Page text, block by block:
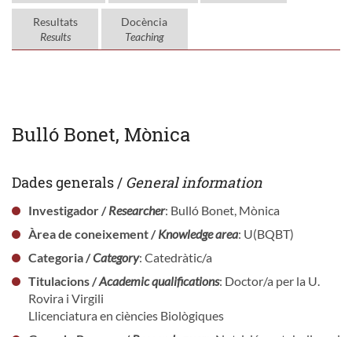
Resultats
Results
Docència
Teaching
Bulló Bonet, Mònica
Dades generals / General information
Investigador /Researcher: Bulló Bonet, Mònica
Àrea de coneixement /Knowledge area: U(BQBT)
Categoria /Category: Catedràtic/a
Titulacions /Academic qualifications: Doctor/a per la U.
Rovira i Virgili
Llicenciatura en ciències Biològiques